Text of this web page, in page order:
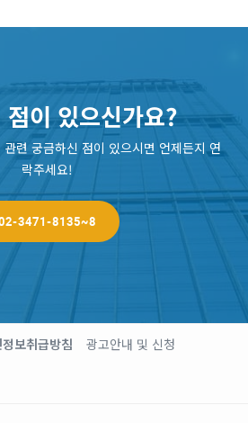
점이 있으신가요?
련 궁금하신 점이 있으시면 언제든지 연
락주세요!
3471-8135~8
보취급방침 광고안내 및 신청